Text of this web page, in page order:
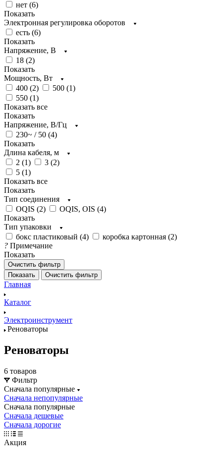
нет (6)
Показать
Электронная регулировка оборотов
есть (6)
Показать
Напряжение, В
18 (2)
Показать
Мощность, Вт
400 (2) 500 (1)
550 (1)
Показать все
Показать
Напряжение, В/Гц
230~ / 50 (4)
Показать
Длина кабеля, м
2 (1) 3 (2)
5 (1)
Показать все
Показать
Тип соединения
OQIS (2) OQIS, OIS (4)
Показать
Тип упаковки
бокс пластиковый (4) коробка картонная (2)
? Примечание
Показать
Очистить фильтр
Показать
Очистить фильтр
Главная
Каталог
Электроинструмент
Реноваторы
Реноваторы
6 товаров
Фильтр
Сначала популярные
Сначала непопулярные
Сначала популярные
Сначала дешевые
Сначала дорогие
Акция